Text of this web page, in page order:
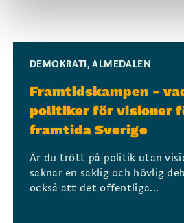
DEMOKRATI,ALMEDALEN
Framtidskampen -
politiker för visioner
framtida Sverige
Är du trött på politik utan
saknar en saklig och hövlig
också att det offentliga...